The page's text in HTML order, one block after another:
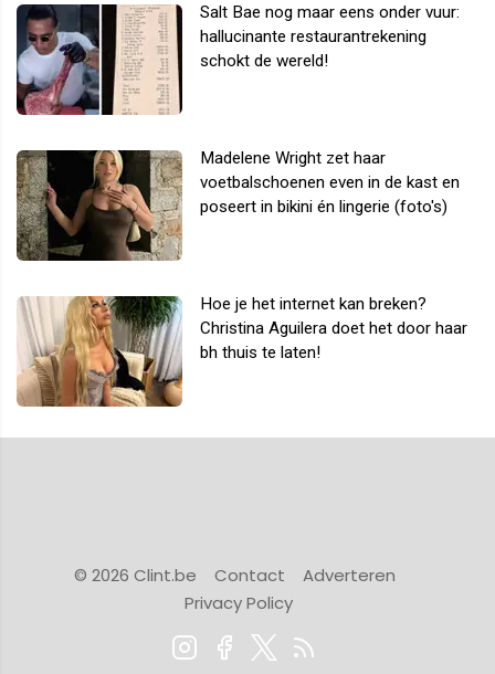
Salt Bae nog maar eens onder vuur:
hallucinante restaurantrekening
schokt de wereld!
Madelene Wright zet haar
voetbalschoenen even in de kast en
poseert in bikini én lingerie (foto's)
Hoe je het internet kan breken?
Christina Aguilera doet het door haar
bh thuis te laten!
© 2026 Clint.be Contact
Adverteren
Privacy Policy